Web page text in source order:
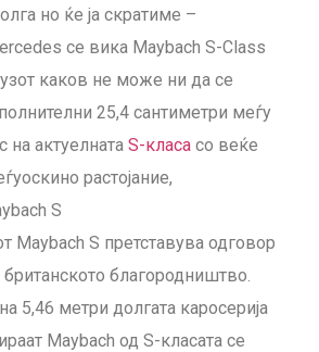
но ќе ја скратиме –
се вика Maybach S-Class
каков не може ни да се
25,4 сантиметри меѓу
на актуелната S-класа со веќе
растојание,
Maybach S претставува одговор
благородништво.
5,46 метри долгата каросерија
Maybach од S-класата се